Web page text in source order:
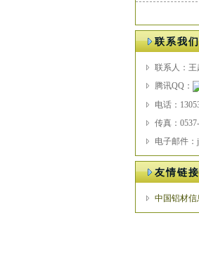
联系我们
联系人：王
腾讯QQ：
电话：
传真：
电子邮件：
友情链接
中国铝材信